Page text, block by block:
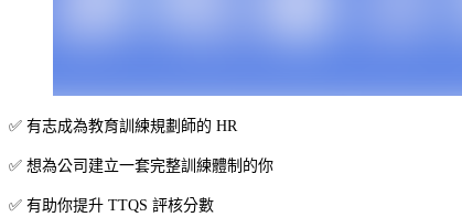
✅ 有志成為教育訓練規劃師的 HR
✅ 想為公司建立一套完整訓練體制的你
✅ 有助你提升 TTQS 評核分數